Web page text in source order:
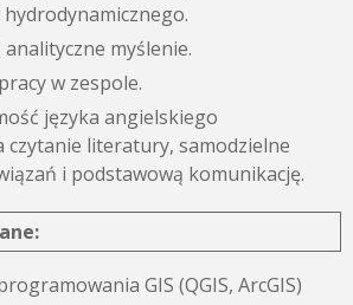
myślenie.
w zespole.
języka angielskiego
czytanie literatury, samodzielne
i podstawową komunikację.
GIS (QGIS, ArcGIS)